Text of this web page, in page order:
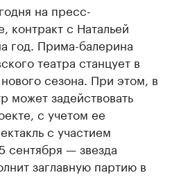
на пресс-
контракт с Натальей
год. Прима-балерина
театра станцует в
сезона. При этом, в
может задействовать
с учетом ее
с участием
сентября — звезда
заглавную партию в